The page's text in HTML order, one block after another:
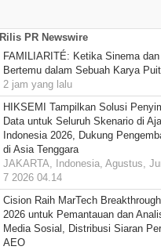
Rilis PR Newswire
FAMILIARITÉ: Ketika Sinema
Bertemu dalam Sebuah Karya
2 jam yang lalu
HIKSEMI Tampilkan Solusi
Data untuk Seluruh Skenario di
Indonesia 2026, Dukung
di Asia Tenggara
JAKARTA, Indonesia, Agustus,
7 2026 04.14
Cision Raih MarTech
2026 untuk Pemantauan dan
Media Sosial, Distribusi Siaran
AEO